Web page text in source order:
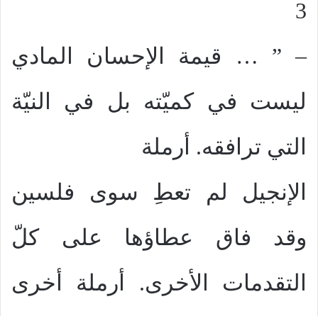
3
– ” … قيمة الإحسان المادي
ليست في كميّته بل في النيّة
التي ترافقه. أرملة
الإنجيل لم تعطِ سوى فلسين
وقد فاق عطاؤها على كلّ
التقدمات الأخرى. أرملة أخرى